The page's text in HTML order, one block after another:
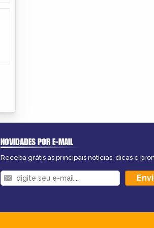
NOVIDADES POR E-MAIL
Receba grátis as principais notícias, dicas e